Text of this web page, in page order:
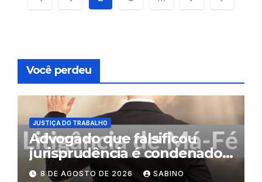
Você perdeu
JUSTIÇA DO TRABALHO
Advogado que falsificou
jurisprudência é condenado
por litigância de má-fé
8 DE AGOSTO DE 2026 SABINO